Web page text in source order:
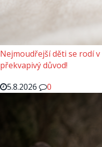
Nejmoudřejší děti se rodí
překvapivý důvod!
5.8.2026
0